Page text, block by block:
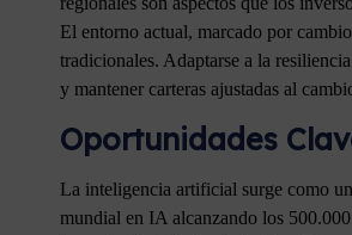
El entorno actual, marcado por
tradicionales. Adaptarse a la
y mantener carteras ajustadas al
Oportunidades
La inteligencia artificial surge como
mundial en IA alcanzando los